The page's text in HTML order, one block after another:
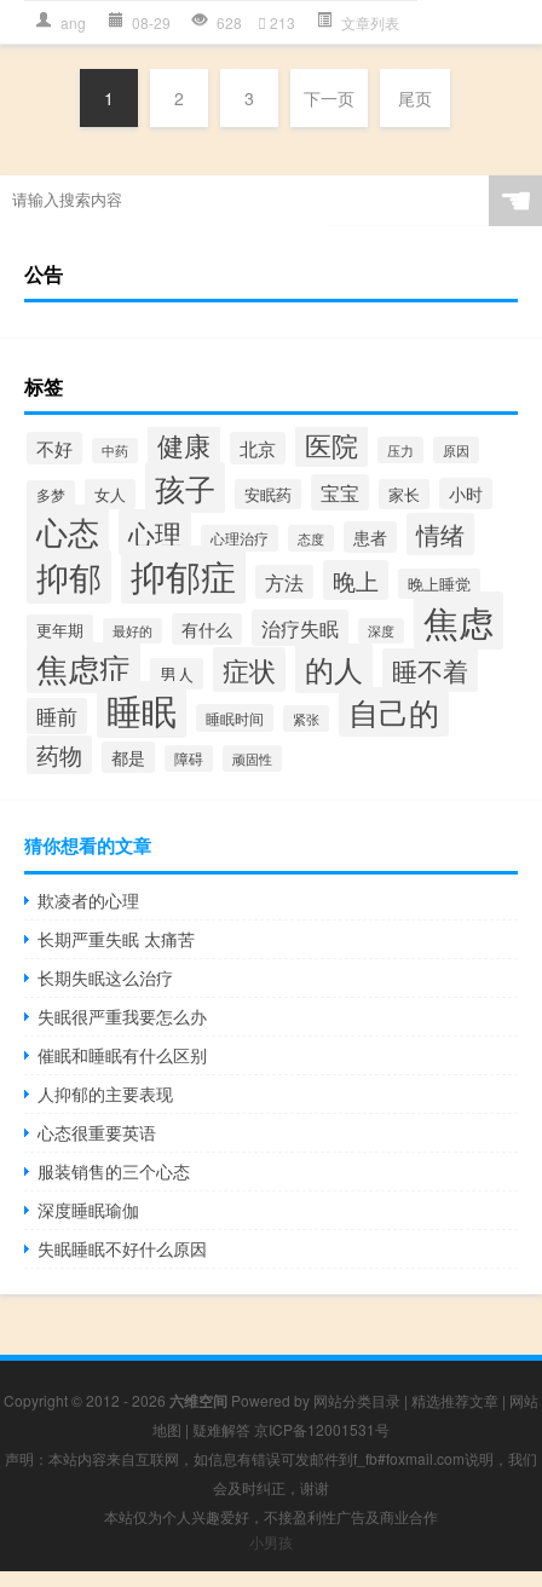
ang 08-29 628 213 文章列表
1 2 3 下一页 尾页
☚
公告
标签
不好 中药 健康 北京 医院 压力 原因
多梦 女人 孩子 安眠药 宝宝 家长 小时
心态 心理 心理治疗 态度 患者 情绪
抑郁 抑郁症 方法 晚上
晚上睡觉
更年期
最好的 有什么 治疗失眠 深度 焦虑
焦虑症 男人 症状 的人 睡不着
睡前 睡眠 睡眠时间 紧张 自己的
药物 都是 障碍 顽固性
猜你想看的文章
欺凌者的心理
长期严重失眠 太痛苦
长期失眠这么治疗
失眠很严重我要怎么办
催眠和睡眠有什么区别
人抑郁的主要表现
心态很重要英语
服装销售的三个心态
深度睡眠瑜伽
失眠睡眠不好什么原因
Copyright © 2012 - 2026 六维空间 Powered by 网站分类目录 | 精选推荐文章 | 网站
地图 | 疑难解答 京ICP备12001531号
声明：本站内容来自互联网，如信息有错误可发邮件到f_fb#foxmail.com说明，我们
会及时纠正，谢谢
本站仅为个人兴趣爱好，不接盈利性广告及商业合作
小男孩